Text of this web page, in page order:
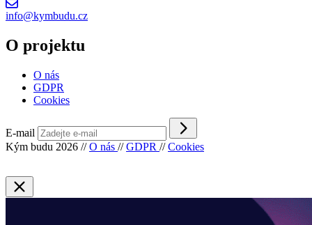
info@kymbudu.cz
O projektu
O nás
GDPR
Cookies
E-mail
Kým budu 2026 // O nás // GDPR // Cookies